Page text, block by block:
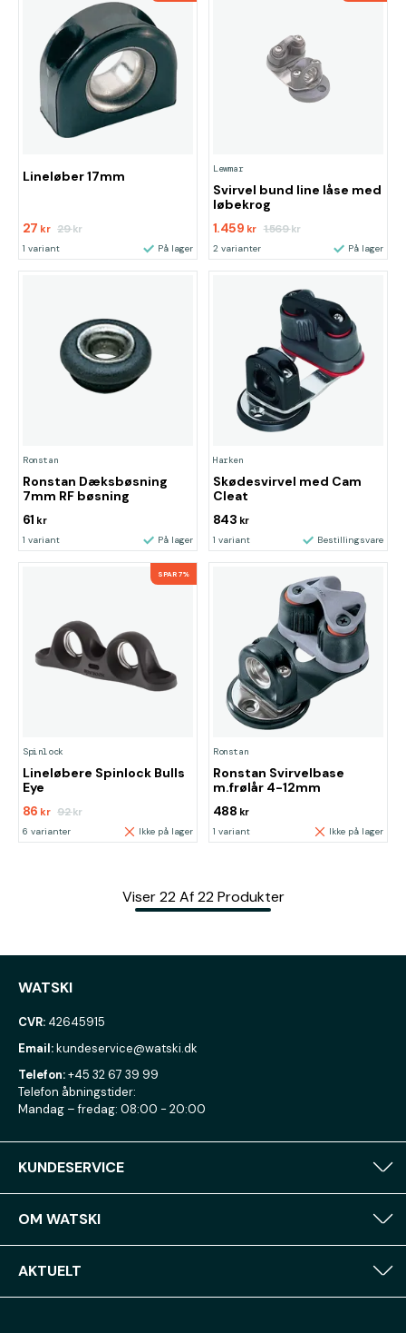
Lineløber 17mm
27 kr 29kr
1 variant På lager
Lewmar
Svirvel bund line låse med
løbekrog
1.459 kr 1.569kr
2 varianter På lager
Ronstan
Ronstan Dæksbøsning
7mm RF bøsning
61 kr
1 variant På lager
Harken
Skødesvirvel med Cam
Cleat
843 kr
1 variant Bestillingsvare
SPAR 7%
Spinlock
Lineløbere Spinlock Bulls
Eye
86 kr 92kr
6 varianter Ikke på lager
Ronstan
Ronstan Svirvelbase
m.frølår 4-12mm
488 kr
1 variant Ikke på lager
Viser 22 Af 22 Produkter
WATSKI
CVR: 42645915
Email:kundeservice@watski.dk
Telefon:+45 32 67 39 99
Telefon åbningstider:
Mandag – fredag: 08:00 - 20:00
KUNDESERVICE
OM WATSKI
AKTUELT